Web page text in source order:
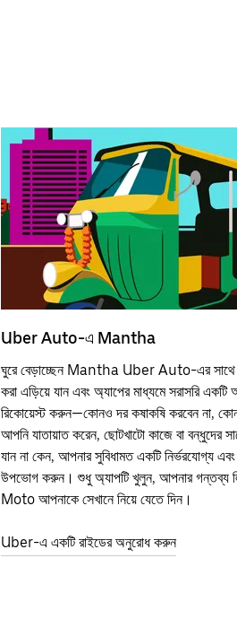
Uber Auto-এ Mantha
ঘুরে বেড়াচ্ছেন Mantha Uber Auto-এর
করা এড়িয়ে যান এবং অ্যাপের মাধ্যমে সরাসরি একটি
রিকোয়েস্ট করুন—কোনও দর কষাকষি করবেন না,
আপনি যাতায়াত করেন, ছোটখাটো কাজে বা বন্ধুদের
যান না কেন, আপনার সুবিধামত একটি নির্ভরযোগ্য
উপভোগ করুন। শুধু অ্যাপটি খুলুন, আপনার গন্তব্য
Moto আপনাকে সেখানে নিয়ে যেতে দিন।
Uber-এ একটি রাইডের অনুরোধ করুন